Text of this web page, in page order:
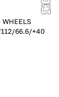
66.6/+40